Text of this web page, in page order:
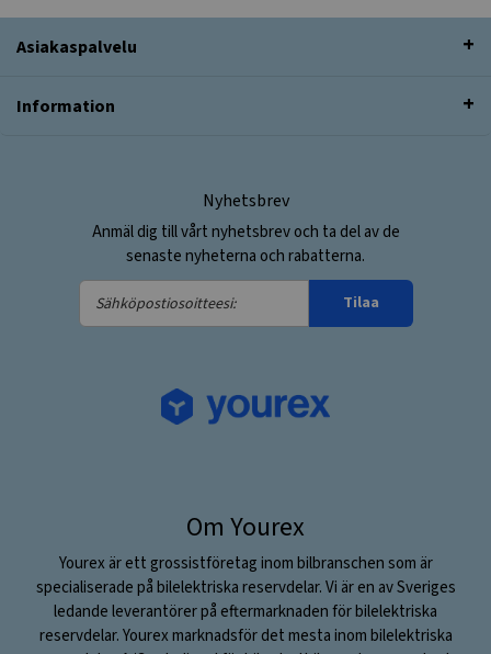
Asiakaspalvelu
Information
Nyhetsbrev
Anmäl dig till vårt nyhetsbrev och ta del av de
senaste nyheterna och rabatterna.
Sähköpostiosoitteesi:
Tilaa
Om Yourex
Yourex är ett grossistföretag inom bilbranschen som är
specialiserade på bilelektriska reservdelar. Vi är en av Sveriges
ledande leverantörer på eftermarknaden för bilelektriska
reservdelar. Yourex marknadsför det mesta inom bilelektriska